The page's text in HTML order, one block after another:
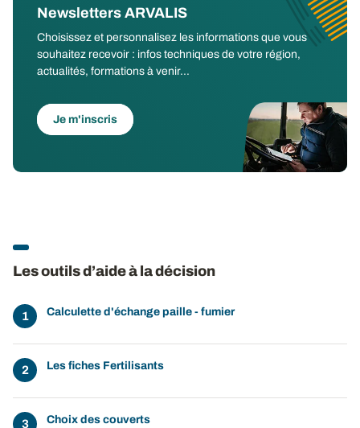
Newsletters ARVALIS
Choisissez et personnalisez les informations que vous
souhaitez recevoir : infos techniques de votre région,
actualités, formations à venir...
Je m'inscris
Les outils d’aide à la décision
Calculette d'échange paille - fumier
Les fiches Fertilisants
Choix des couverts